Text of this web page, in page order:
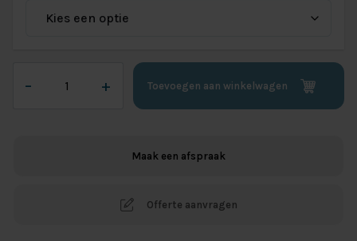
–
Jersey
+ Toevoegen aan winkelwagen
Maak een afspraak
Offerte aanvragen